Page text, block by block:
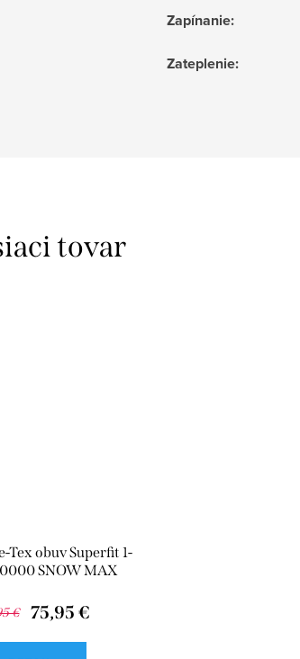
Zapínanie:
Zateplenie:
tovar
Tex obuv Superfit 1-
SNOW MAX
€ 75,95 €